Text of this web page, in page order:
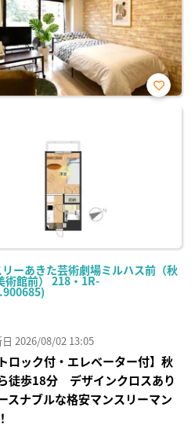
ーあきた芸術劇場ミルハス前（秋
術館前） 218・1R-
お気
2026/08/02 13:05
ロック付・エレベーター付】秋
徒歩18分 デザインクロスあり
ナブルな格安マンスリーマン